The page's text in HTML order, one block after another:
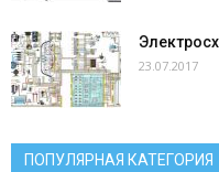
23.07.2017
ПОПУЛЯРНАЯ КАТЕГОРИЯ